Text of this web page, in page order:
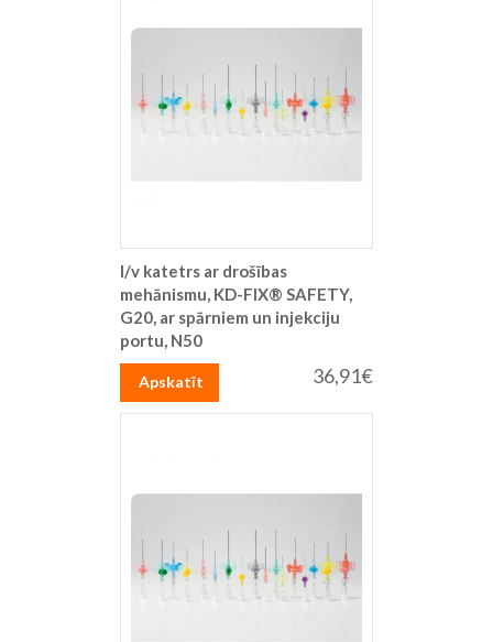
I/v katetrs ar drošības
mehānismu, KD-FIX® SAFETY,
G20, ar spārniem un injekciju
portu, N50
36,91€
Apskatīt